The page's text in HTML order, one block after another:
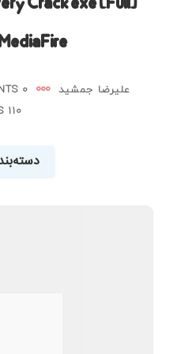
علیرضا جمشید 0 COMMENTS
110 VIEWS